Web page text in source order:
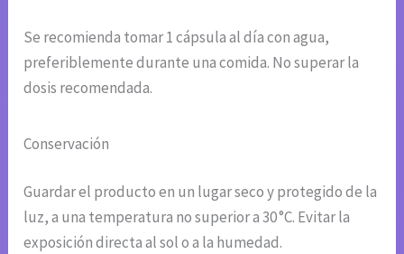
Se recomienda tomar 1 cápsula al día con agua,
preferiblemente durante una comida. No superar la
dosis recomendada.
Conservación
Guardar el producto en un lugar seco y protegido de la
luz, a una temperatura no superior a 30 °C. Evitar la
exposición directa al sol o a la humedad.